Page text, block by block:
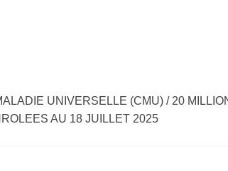
UNIVERSELLE (CMU) / 20
AU 18 JUILLET 2025